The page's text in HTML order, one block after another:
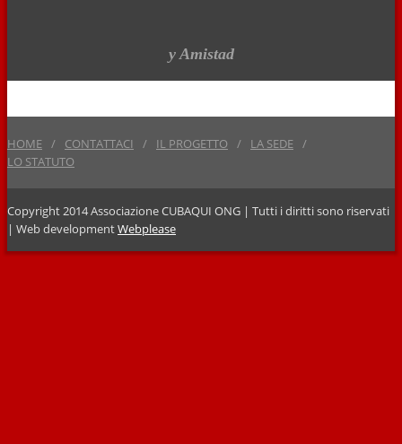
y Amistad
HOME CONTATTACI IL PROGETTO
LA SEDE
LO STATUTO
Copyright 2014 Associazione CUBAQUI ONG | Tutti i diritti sono riservati
| Web developmentWebplease